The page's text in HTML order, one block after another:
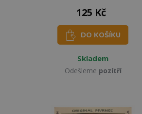
125 Kč
DO KOŠÍKU
Skladem
Odešleme pozítří